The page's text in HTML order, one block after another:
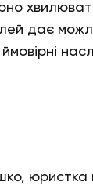
дає
юристка